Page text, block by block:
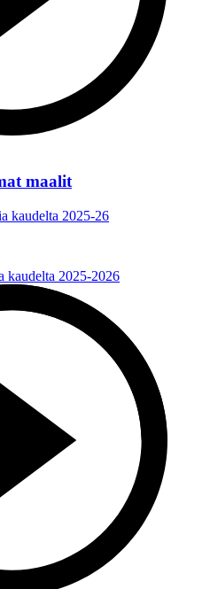
maalit
kaudelta 2025-26